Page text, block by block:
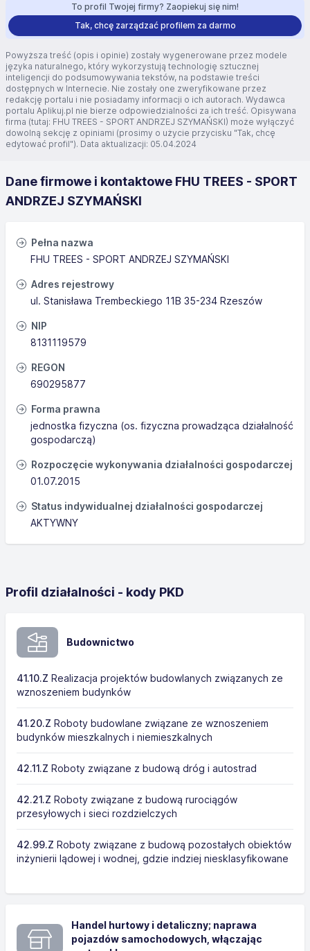
To profil Twojej firmy? Zaopiekuj się nim!
Tak, chcę zarządzać profilem za darmo
Powyższa treść (opis i opinie) zostały wygenerowane przez modele
języka naturalnego, który wykorzystują technologię sztucznej
inteligencji do podsumowywania tekstów, na podstawie treści
dostępnych w Internecie. Nie zostały one zweryfikowane przez
redakcję portalu i nie posiadamy informacji o ich autorach. Wydawca
portalu Aplikuj.pl nie bierze odpowiedzialności za ich treść. Opisywana
firma (tutaj: FHU TREES - SPORT ANDRZEJ SZYMAŃSKI) może wyłączyć
dowolną sekcję z opiniami (prosimy o użycie przycisku "Tak, chcę
edytować profil"). Data aktualizacji: 05.04.2024
Dane firmowe i kontaktowe FHU TREES - SPORT
ANDRZEJ SZYMAŃSKI
Pełna nazwa
FHU TREES - SPORT ANDRZEJ SZYMAŃSKI
Adres rejestrowy
ul. Stanisława Trembeckiego 11B 35-234 Rzeszów
NIP
8131119579
REGON
690295877
Forma prawna
jednostka fizyczna (os. fizyczna prowadząca działalność
gospodarczą)
Rozpoczęcie wykonywania działalności gospodarczej
01.07.2015
Status indywidualnej działalności gospodarczej
AKTYWNY
Profil działalności - kody PKD
Budownictwo
41.10.Z Realizacja projektów budowlanych związanych ze
wznoszeniem budynków
41.20.Z Roboty budowlane związane ze wznoszeniem
budynków mieszkalnych i niemieszkalnych
42.11.Z Roboty związane z budową dróg i autostrad
42.21.Z Roboty związane z budową rurociągów
przesyłowych i sieci rozdzielczych
42.99.Z Roboty związane z budową pozostałych obiektów
inżynierii lądowej i wodnej, gdzie indziej niesklasyfikowane
Handel hurtowy i detaliczny; naprawa
pojazdów samochodowych, włączając